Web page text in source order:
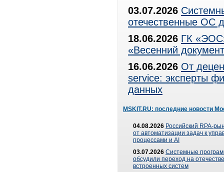
03.07.2026
отечественные ОС
18.06.2026 ГК
«Весенний
16.06.2026 От
service: эксперты
данных
MSKIT.RU: последние новости
04.08.2026 Российский RPA-
от автоматизации задач к
процессами и AI
03.07.2026 Системные
обсудили переход на
встроенных систем